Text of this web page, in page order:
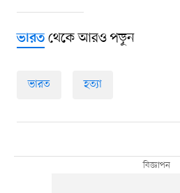
ভারতথেকে আরও পড়ুন
ভারত হত্যা